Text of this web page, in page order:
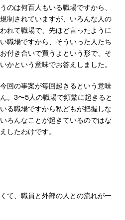
は何百人もいる職場ですから、
制されていますが、いろんな人の
れて職場で、先ほど言ったように
職場ですから、そういった人たち
付き合いで買うよという形で、そ
かという意味でお答えしました。
回の事案が毎回起きるという意味
。3〜5人の職場で頻繁に起きると
る職場ですから私どもが把握しな
ろんなことが起きているのではな
したわけです。
て、職員と外部の人との流れが一